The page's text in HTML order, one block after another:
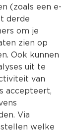
(zoals een e-
derde
om je
zien op
Ook kunnen
uit te
van
accepteert,
Via
welke